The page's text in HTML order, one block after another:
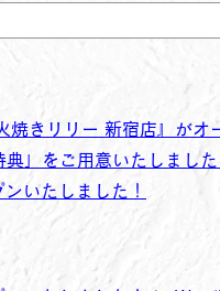
きリリー 新宿店』がオ
典」をご用意いたしました
いたしました！